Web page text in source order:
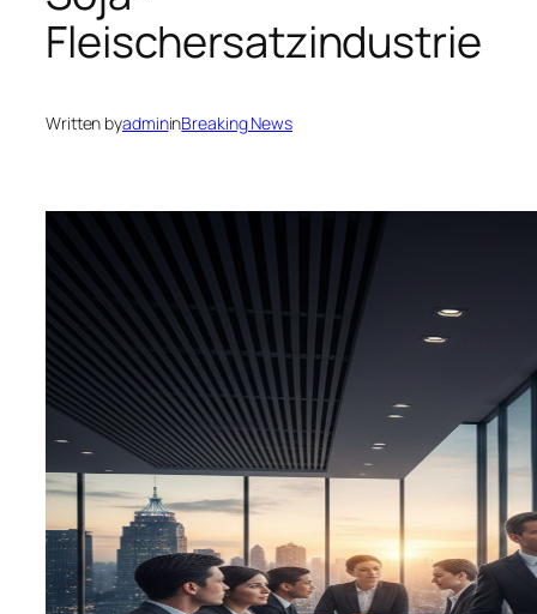
Fleischersatzindustrie
Written byadmininBreaking News